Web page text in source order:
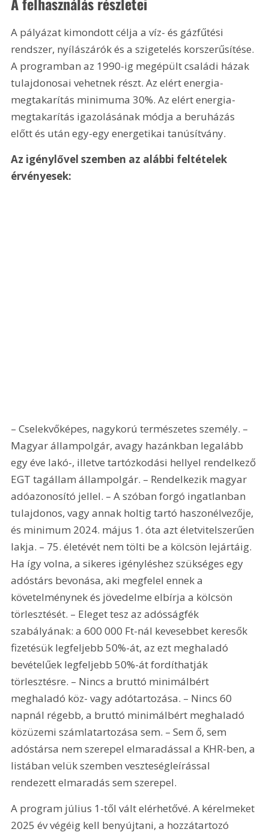
A pályázat kimondott célja a víz- és gázfűtési
rendszer, nyílászárók és a szigetelés korszerűsítése.
A programban az 1990-ig megépült családi házak
tulajdonosai vehetnek részt. Az elért energia-
megtakarítás minimuma 30%. Az elért energia-
megtakarítás igazolásának módja a beruházás
előtt és után egy-egy energetikai tanúsítvány.
Az igénylővel szemben az alábbi feltételek
érvényesek:
– Cselekvőképes, nagykorú természetes személy. –
Magyar állampolgár, avagy hazánkban legalább
egy éve lakó-, illetve tartózkodási hellyel rendelkező
EGT tagállam állampolgár. – Rendelkezik magyar
adóazonosító jellel. – A szóban forgó ingatlanban
tulajdonos, vagy annak holtig tartó haszonélvezője,
és minimum 2024. május 1. óta azt életvitelszerűen
lakja. – 75. életévét nem tölti be a kölcsön lejártáig.
Ha így volna, a sikeres igényléshez szükséges egy
adóstárs bevonása, aki megfelel ennek a
követelménynek és jövedelme elbírja a kölcsön
törlesztését. – Eleget tesz az adósságfék
szabályának: a 600 000 Ft-nál kevesebbet keresők
fizetésük legfeljebb 50%-át, az ezt meghaladó
bevételűek legfeljebb 50%-át fordíthatják
törlesztésre. – Nincs a bruttó minimálbért
meghaladó köz- vagy adótartozása. – Nincs 60
napnál régebb, a bruttó minimálbért meghaladó
közüzemi számlatartozása sem. – Sem ő, sem
adóstársa nem szerepel elmaradással a KHR-ben, a
listában velük szemben veszteségleírással
rendezett elmaradás sem szerepel.
A program július 1-től vált elérhetővé. A kérelmeket
2025 év végéig kell benyújtani, a hozzátartozó